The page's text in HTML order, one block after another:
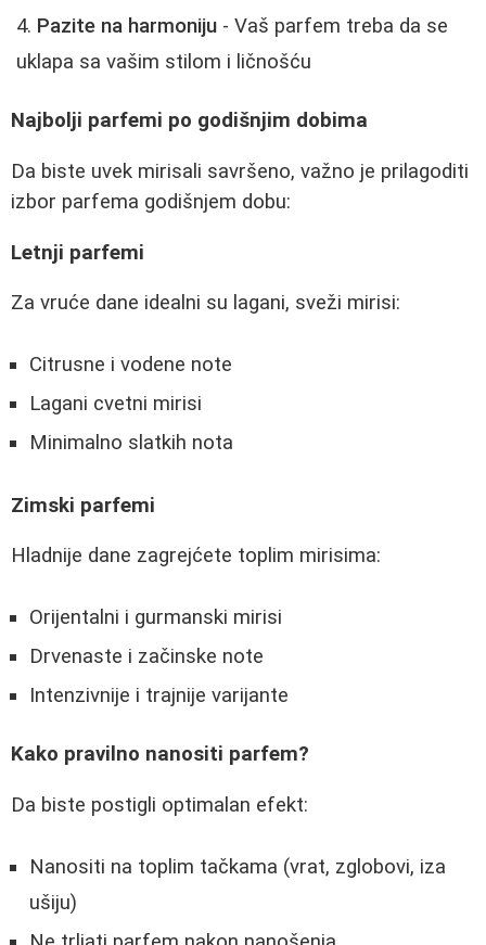
Pazite na harmoniju - Vaš parfem treba da se
uklapa sa vašim stilom i ličnošću
Najbolji parfemi po godišnjim dobima
Da biste uvek mirisali savršeno, važno je prilagoditi
izbor parfema godišnjem dobu:
Letnji parfemi
Za vruće dane idealni su lagani, sveži mirisi:
Citrusne i vodene note
Lagani cvetni mirisi
Minimalno slatkih nota
Zimski parfemi
Hladnije dane zagrejćete toplim mirisima:
Orijentalni i gurmanski mirisi
Drvenaste i začinske note
Intenzivnije i trajnije varijante
Kako pravilno nanositi parfem?
Da biste postigli optimalan efekt:
Nanositi na toplim tačkama (vrat, zglobovi, iza
ušiju)